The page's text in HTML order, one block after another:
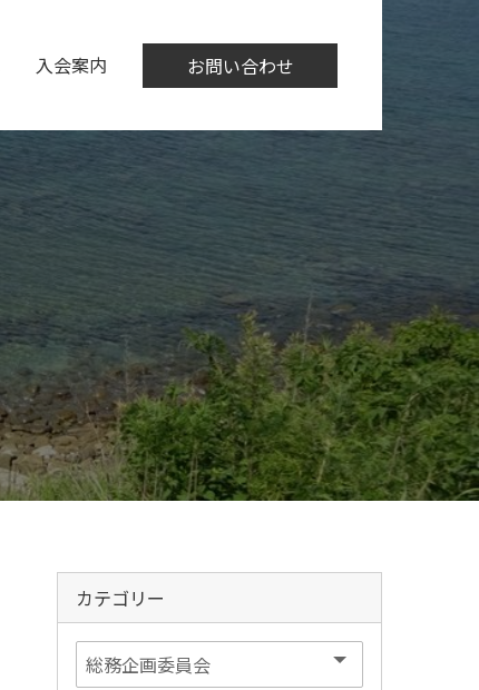
入会案内 お問い合わせ
カテゴリー